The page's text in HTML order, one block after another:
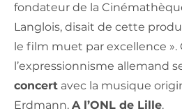
fondateur de la
Langlois, disait de cette
le film muet par excellence
l’expressionnisme allemand
concert avec la musique
Erdmann. A l’ONL de Lille.